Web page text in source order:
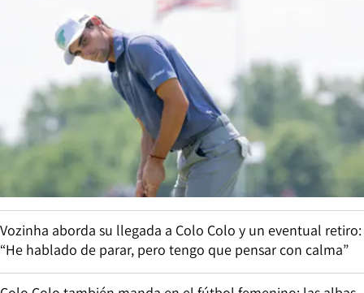
Vozinha aborda su llegada a Colo Colo y un eventual retiro:
“He hablado de parar, pero tengo que pensar con calma”